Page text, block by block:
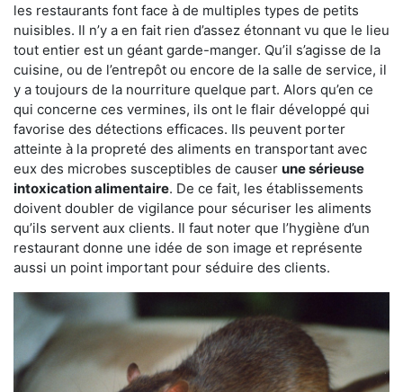
les restaurants font face à de multiples types de petits
nuisibles. Il n’y a en fait rien d’assez étonnant vu que le lieu
tout entier est un géant garde-manger. Qu’il s’agisse de la
cuisine, ou de l’entrepôt ou encore de la salle de service, il
y a toujours de la nourriture quelque part. Alors qu’en ce
qui concerne ces vermines, ils ont le flair développé qui
favorise des détections efficaces. Ils peuvent porter
atteinte à la propreté des aliments en transportant avec
eux des microbes susceptibles de causer une sérieuse
intoxication alimentaire. De ce fait, les établissements
doivent doubler de vigilance pour sécuriser les aliments
qu’ils servent aux clients. Il faut noter que l’hygiène d’un
restaurant donne une idée de son image et représente
aussi un point important pour séduire des clients.